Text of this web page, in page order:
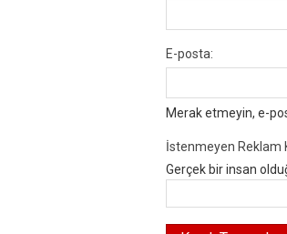
E-posta:
Merak etmeyin, e-
İstenmeyen Reklam
Gerçek bir insan